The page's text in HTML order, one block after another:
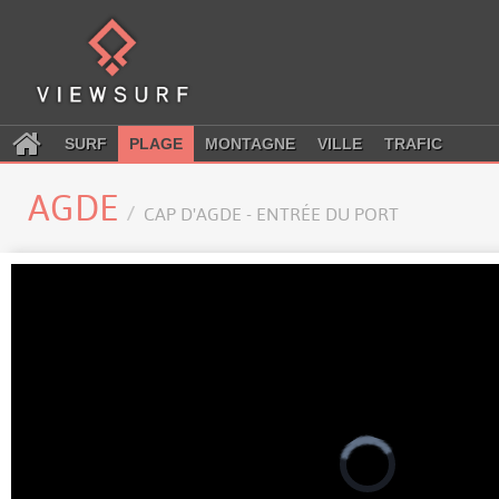
SURF PLAGE MONTAGNE VILLE TRAFIC
AGDE CAP D'AGDE - ENTRÉE DU PORT